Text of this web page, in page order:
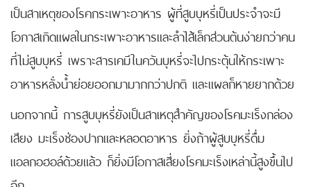
เป็นสาเหตุของโรคกระเพาะอาหาร ผู้ที่สูบบุหรี่เป็นประจำจะมี
โอกาสเกิดแผลในกระเพาะอาหารและลำไส้เล็กส่วนต้นง่ายกว่าคน
ที่ไม่สูบบุหรี่ เพราะสารเคมีในควันบุหรี่จะไปกระตุ้นให้กระเพาะ
อาหารหลั่งน้ำย่อยออกมามากกว่าปกติ และแผลก็หายยากด้วย
นอกจากนี้ การสูบบุหรี่ยังเป็นสาเหตุสำคัญของโรคมะเร็งกล่อง
เสียง มะเร็งช่องปากและหลอดอาหาร ยิ่งถ้าผู้สูบบุหรี่ดื่ม
แอลกอฮอล์ด้วยแล้ว ก็ยิ่งมีโอกาสเสี่ยงโรคมะเร็งเหล่านี้สูงขึ้นไป